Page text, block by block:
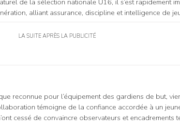
alliant assurance, discipline et intelligence de
LA SUITE APRÈS LA PUBLICITÉ
reconnue pour l’équipement des gardiens de but,
témoigne de la confiance accordée à un
cessé de convaincre observateurs et encadrements